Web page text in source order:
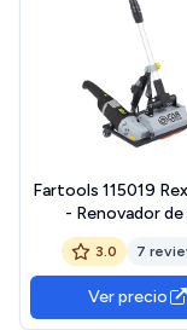
Fartools 115019
- Renovador de
telescópico (1800
nailon, 120 mm de
2 x 100 mm,
cepillos
3.0 7
Ver precio